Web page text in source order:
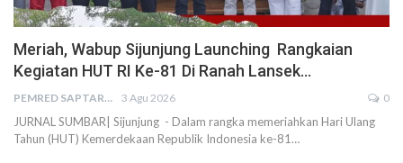
Meriah, Wabup Sijunjung Launching Rangkaian
Kegiatan HUT RI Ke-81 Di Ranah Lansek…
PEMRED SAPTARIUS 3 Agu 2026 0
JURNAL SUMBAR| Sijunjung - Dalam rangka memeriahkan Hari Ulang
Tahun (HUT) Kemerdekaan Republik Indonesia ke-81…